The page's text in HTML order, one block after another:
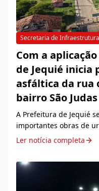
Secretaria de Infraestrutura
Com a
de Jequié inicia
asfáltica da rua
bairro São
A Prefeitura de Jequié
importantes obras de
iniciou a pavimentação
bairros São Luís e São
Ler notícia completa